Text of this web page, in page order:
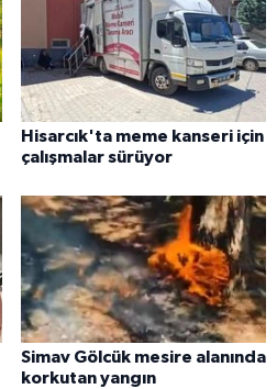
Hisarcık'ta meme kanseri için
çalışmalar sürüyor
Simav Gölcük mesire alanında
korkutan yangın